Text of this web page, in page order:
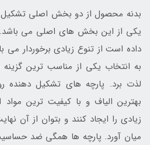
بدنه محصول از دو بخش اصلی
یکی از این بخش های اصلی می باشد.
داده است از تنوع زیادی برخوردار می
به انتخاب یکی از مناسب ترین
لذت برد. پارچه های تشکیل دهنده
بهترین الیاف و با کیفیت ترین
زیادی را ایجاد کنند و بتوان از آن
میان آورد. پارچه ها همگی ضد